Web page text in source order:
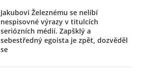
Jakubovi Železnému se nelíbí
nespisovné výrazy v titulcích
seriózních médií. Zapšklý a
sebestředný egoista je zpět, dozvěděl
se